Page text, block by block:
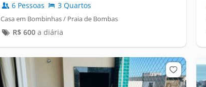
6 Pessoas 3 Quartos
Casa em Bombinhas / Praia de Bombas
R$ 600a diária